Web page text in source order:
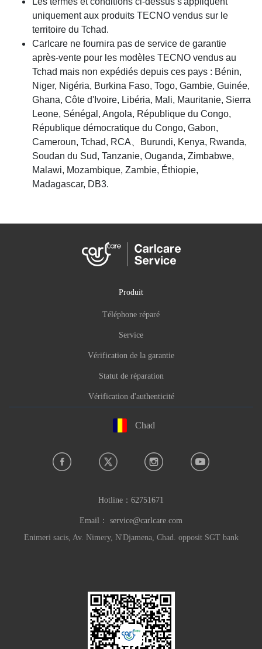
uniquement aux produits TECNO vendus sur le
territoire du Tchad.
Carlcare ne fournira pas de service de garantie
après-vente pour les modèles TECNO vendus au
Tchad mais non expédiés depuis ces pays : Bénin,
Niger, Nigéria, Burkina Faso, Togo, Gambie, Guinée,
Ghana, Côte d'Ivoire, Libéria, Mali, Mauritanie, Sierra
Leone, Sénégal, Angola, République du Congo,
République démocratique du Congo, Gabon,
Cameroun, Tchad, RCA、Burundi, Kenya, Rwanda,
Soudan du Sud, Tanzanie, Ouganda, Zimbabwe,
Malawi, Mozambique, Zambie, Éthiopie,
Madagascar, DB3.
Produit
Téléphone réparé
Service
Vérification de la garantie
Statut de réparation
Vérification d'authenticité
Chad
Hotline： 62751671
Email： service@carlcare.com
Enimeri sacis, Av. Nimery, N'Djamena, Chad. opposit SGT bank